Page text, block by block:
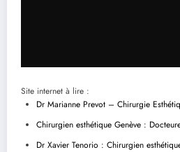
Site internet à lire :
Dr Marianne Prevot – Chirurgie
Chirurgien esthétique Genève :
Dr Xavier Tenorio : Chirurgien